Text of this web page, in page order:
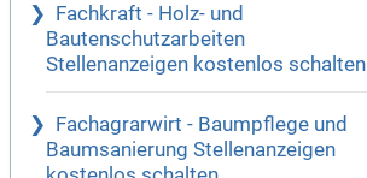
Fachkraft - Holz- und
Bautenschutzarbeiten
Stellenanzeigen kostenlos schalten
Fachagrarwirt - Baumpflege und
Baumsanierung Stellenanzeigen